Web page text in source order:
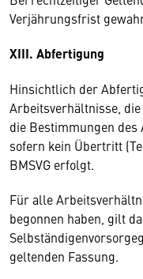
Verjährungsfrist
XIII. Abfertigung
Hinsichtlich der
Arbeitsverhältnisse, die
die Bestimmungen des
sofern kein Übertritt
BMSVG erfolgt.
Für alle
begonnen haben, gilt
geltenden Fassung.